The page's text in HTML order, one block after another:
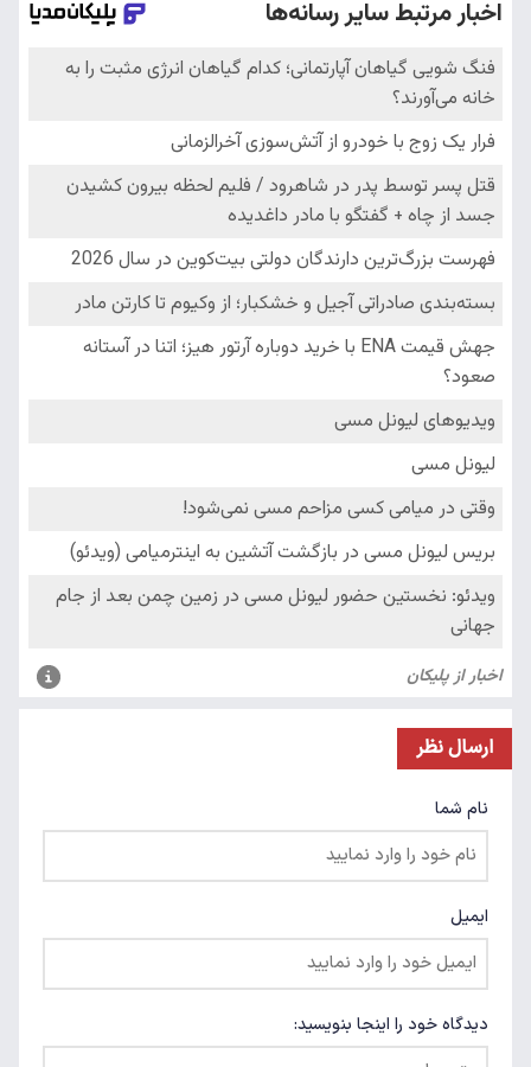
ارسال نظر
نام شما
ایمیل
دیدگاه خود را اینجا بنویسید: